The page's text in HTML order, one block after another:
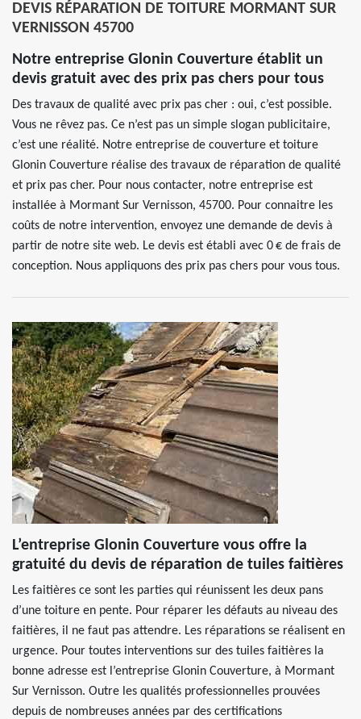
DEVIS RÉPARATION DE TOITURE MORMANT SUR
VERNISSON 45700
Notre entreprise Glonin Couverture établit un
devis gratuit avec des prix pas chers pour tous
Des travaux de qualité avec prix pas cher : oui, c’est possible.
Vous ne rêvez pas. Ce n’est pas un simple slogan publicitaire,
c’est une réalité. Notre entreprise de couverture et toiture
Glonin Couverture réalise des travaux de réparation de qualité
et prix pas cher. Pour nous contacter, notre entreprise est
installée à Mormant Sur Vernisson, 45700. Pour connaitre les
coûts de notre intervention, envoyez une demande de devis à
partir de notre site web. Le devis est établi avec 0 € de frais de
conception. Nous appliquons des prix pas chers pour vous tous.
L’entreprise Glonin Couverture vous offre la
gratuité du devis de réparation de tuiles faitières
Les faitières ce sont les parties qui réunissent les deux pans
d’une toiture en pente. Pour réparer les défauts au niveau des
faitières, il ne faut pas attendre. Les réparations se réalisent en
urgence. Pour toutes interventions sur des tuiles faitières la
bonne adresse est l’entreprise Glonin Couverture, à Mormant
Sur Vernisson. Outre les qualités professionnelles prouvées
depuis de nombreuses années par des certifications